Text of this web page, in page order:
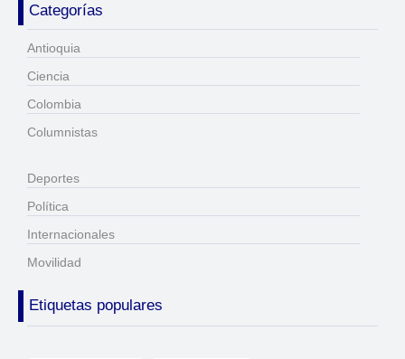
Categorías
Antioquia
Ciencia
Colombia
Columnistas
Deportes
Política
Internacionales
Movilidad
Etiquetas populares